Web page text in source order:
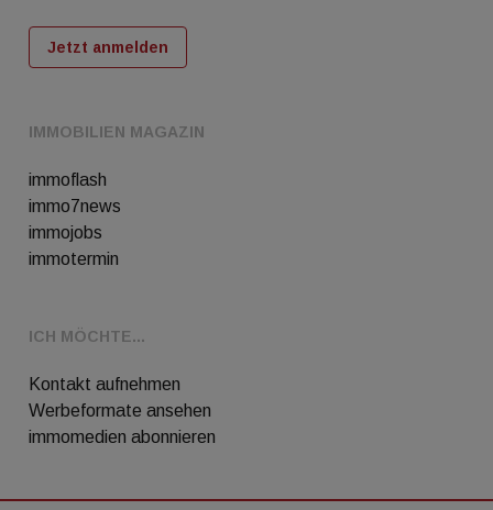
IMMOBILIEN MAGAZIN
immoflash
immo7news
immojobs
immotermin
ICH MÖCHTE...
Kontakt aufnehmen
Werbeformate ansehen
immomedien abonnieren
Jetzt anmelden